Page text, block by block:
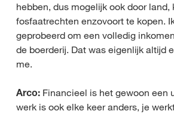
hebben, dus mogelijk ook door land,
fosfaatrechten enzovoort te kopen.
geprobeerd om een volledig
de boerderij. Dat was eigenlijk altijd
me.
Arco: Financieel is het gewoon een
werk is ook elke keer anders, je